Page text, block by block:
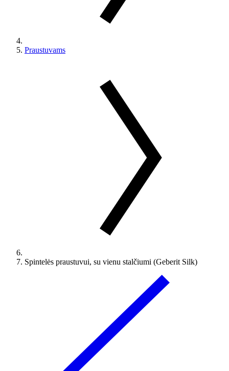
Praustuvams
Spintelės praustuvui, su vienu stalčiumi (Geberit Silk)